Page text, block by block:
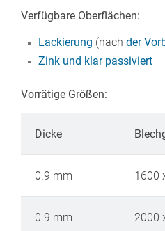
Verfügbare Oberflächen:
Lackierung (nach der
Zink und klar passiviert
Vorrätige Größen:
Dicke
0.9 mm 1600
0.9 mm 2000